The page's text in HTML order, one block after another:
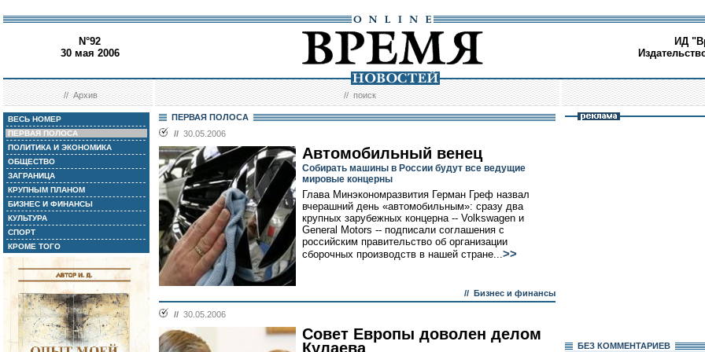
N°92
30 мая 2006
ИД
//Архив //поиск
ВЕСЬ НОМЕР
ПЕРВАЯ ПОЛОСА
ПОЛИТИКА И ЭКОНОМИКА
ОБЩЕСТВО
ЗАГРАНИЦА
КРУПНЫМ ПЛАНОМ
БИЗНЕС И ФИНАНСЫ
КУЛЬТУРА
СПОРТ
КРОМЕ ТОГО
ПЕРВАЯ ПОЛОСА
// 30.05.2006
Автомобильный венец
Собирать машины в России будут все ведущие
мировые концерны
Глава Минэкономразвития Герман Греф назвал
вчерашний день «автомобильным»: сразу два
крупных зарубежных концерна -- Volkswagen и
General Motors -- подписали соглашения с
российским правительство об организации
сборочных производств в нашей стране...>>
// Бизнес и финансы
// 30.05.2006
Совет Европы доволен делом
Кулаева
БЕЗ КОМMЕНТАРИЕВ